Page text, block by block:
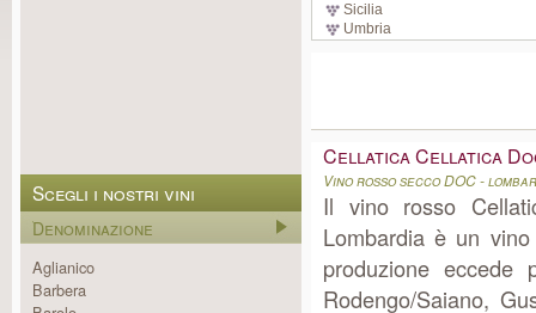
Scegli i nostri vini
Denominazione
Aglianico
Barbera
Sicilia
Umbria
Cellatica Cellatica
Vino rosso secco DOC -
Il vino rosso
Lombardia è un
produzione
Rodengo/Saiano,